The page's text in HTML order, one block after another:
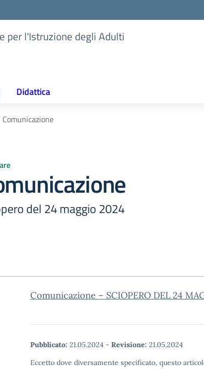
per l'Istruzione degli Adulti
Didattica
Comunicazione
del 24 maggio 2024
Comunicazione – SCIOPERO DEL 24
Pubblicato: 21.05.2024 - Revisione: 21.05.2024
Eccetto dove diversamente specificato, questo